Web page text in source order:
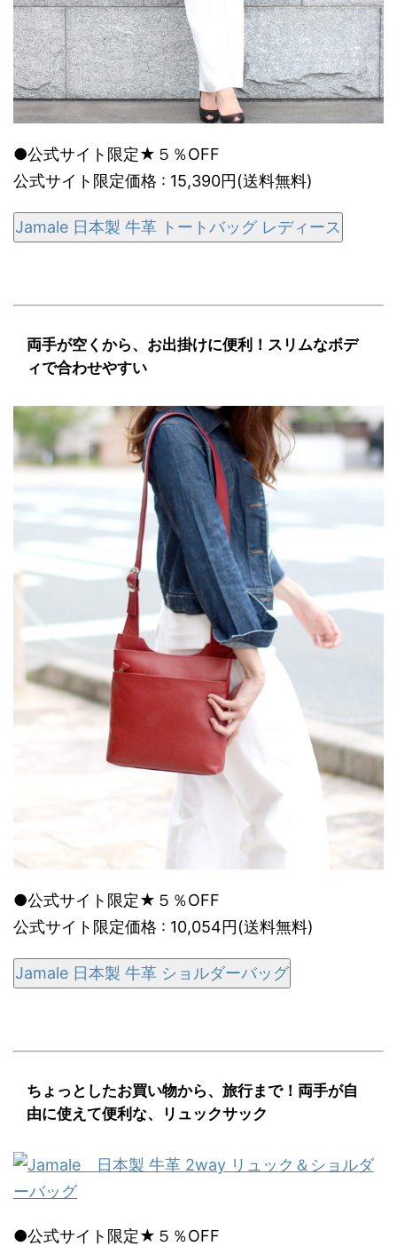
●公式サイト限定★５％OFF
公式サイト限定価格 : 15,390円(送料無料)
Jamale 日本製 牛革 トートバッグ レディース
両手が空くから、お出掛けに便利！スリムなボデ
ィで合わせやすい
●公式サイト限定★５％OFF
公式サイト限定価格 : 10,054円(送料無料)
Jamale 日本製 牛革 ショルダーバッグ
ちょっとしたお買い物から、旅行まで！両手が自
由に使えて便利な、リュックサック
●公式サイト限定★５％OFF